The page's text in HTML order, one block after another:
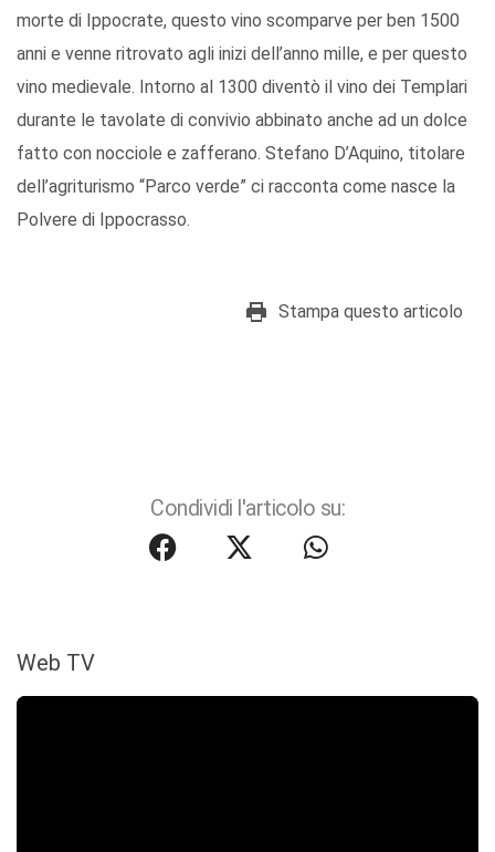
morte di Ippocrate, questo vino scomparve per ben 1500
anni e venne ritrovato agli inizi dell’anno mille, e per questo
vino medievale. Intorno al 1300 diventò il vino dei Templari
durante le tavolate di convivio abbinato anche ad un dolce
fatto con nocciole e zafferano. Stefano D’Aquino, titolare
dell’agriturismo “Parco verde” ci racconta come nasce la
Polvere di Ippocrasso.
Stampa questo articolo
Condividi l'articolo su:
Web TV